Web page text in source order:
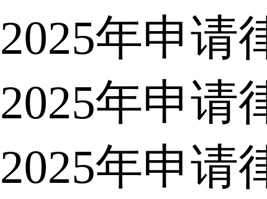
2025年申请
2025年申请
2025年申请